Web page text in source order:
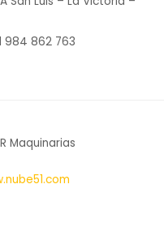
984 862 763
Maquinarias